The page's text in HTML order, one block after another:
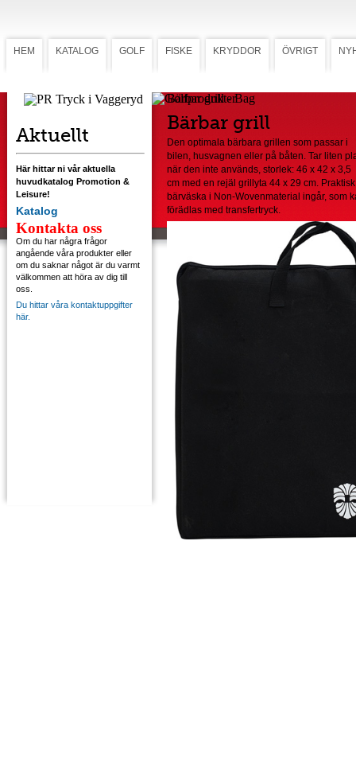
HEM KATALOG GOLF FISKE KRYDDOR ÖVRIGT
Aktuellt
Här hittar ni vår aktuella
huvudkatalog Promotion &
Leisure!
Katalog
Kontakta oss
Om du har några frågor
angående våra produkter eller
om du saknar något är du varmt
välkommen att höra av dig till
oss.
Du hittar våra kontaktuppgifter
här.
Bärbar grill - Bag
Bärbar grill
Den optimala bärbara grillen som passar i
bilen, husvagnen eller på båten. Tar liten
när den inte används, storlek: 46 x 42 x 3,5
cm med en rejäl grillyta 44 x 29 cm. Praktisk
bärväska i Non-Wovenmaterial ingår, som
förädlas med transfertryck.